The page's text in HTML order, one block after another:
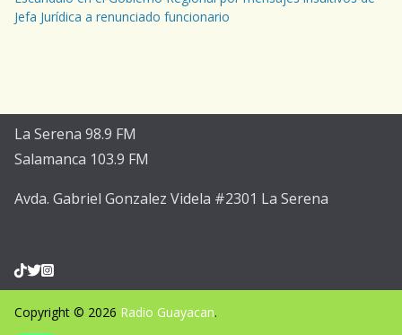
Jefa Jurídica a renunciado funcionario
La Serena 98.9 FM
Salamanca 103.9 FM
Avda. Gabriel Gonzalez Videla #2301 La Serena
Copyright © 2026 Radio Guayacan.